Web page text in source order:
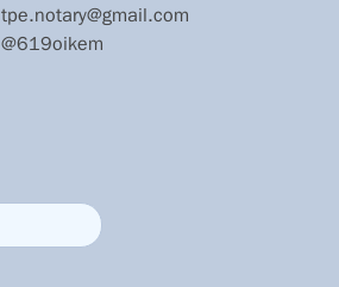
tpe.notary@gmail.com
@619oikem